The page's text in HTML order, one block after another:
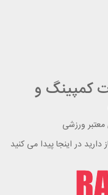
کمپینگ و
ورزشی
در اینجا پیدا می کنید